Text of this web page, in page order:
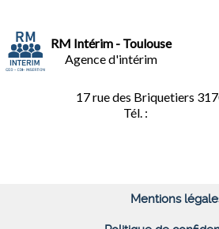
RM Intérim - Toulouse
Agence d'intérim
17 rue des Briquetiers
Tél. :
Mentions